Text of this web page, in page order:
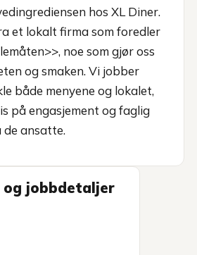
hos XL Diner.
et lokalt firma som foredler
noe som gjør oss
og smaken. Vi jobber
både menyene og lokalet,
på engasjement og faglig
ansatte.
jobbdetaljer